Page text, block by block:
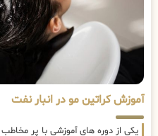
آموزش کراتین مو در انبار نفت
یکی از دوره های آموزشی با پر